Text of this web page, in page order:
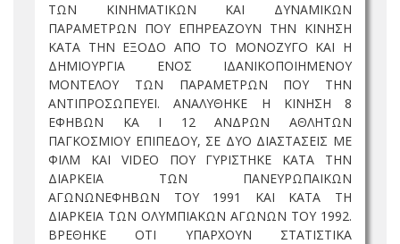
ΤΩΝ ΚΙΝΗΜΑΤΙΚΩΝ ΚΑΙ ΔΥΝΑΜΙΚΩΝ
ΠΑΡΑΜΕΤΡΩΝ ΠΟΥ ΕΠΗΡΕΑΖΟΥΝ ΤΗΝ ΚΙΝΗΣΗ
ΚΑΤΑ ΤΗΝ ΕΞΟΔΟ ΑΠΟ ΤΟ ΜΟΝΟΖΥΓΟ ΚΑΙ Η
ΔΗΜΙΟΥΡΓΙΑ ΕΝΟΣ ΙΔΑΝΙΚΟΠΟΙΗΜΕΝΟΥ
ΜΟΝΤΕΛΟΥ ΤΩΝ ΠΑΡΑΜΕΤΡΩΝ ΠΟΥ ΤΗΝ
ΑΝΤΙΠΡΟΣΩΠΕΥΕΙ. ΑΝΑΛΥΘΗΚΕ Η ΚΙΝΗΣΗ 8
ΕΦΗΒΩΝ ΚΑ Ι 12 ΑΝΔΡΩΝ ΑΘΛΗΤΩΝ
ΠΑΓΚΟΣΜΙΟΥ ΕΠΙΠΕΔΟΥ, ΣΕ ΔΥΟ ΔΙΑΣΤΑΣΕΙΣ ΜΕ
ΦΙΛΜ ΚΑΙ VIDEO ΠΟΥ ΓΥΡΙΣΤΗΚΕ ΚΑΤΑ ΤΗΝ
ΔΙΑΡΚΕΙΑ ΤΩΝ ΠΑΝΕΥΡΩΠΑΙΚΩΝ
ΑΓΩΝΩΝΕΦΗΒΩΝ ΤΟΥ 1991 ΚΑΙ ΚΑΤΑ ΤΗ
ΔΙΑΡΚΕΙΑ ΤΩΝ ΟΛΥΜΠΙΑΚΩΝ ΑΓΩΝΩΝ ΤΟΥ 1992.
ΒΡΕΘΗΚΕ ΟΤΙ ΥΠΑΡΧΟΥΝ ΣΤΑΤΙΣΤΙΚΑ